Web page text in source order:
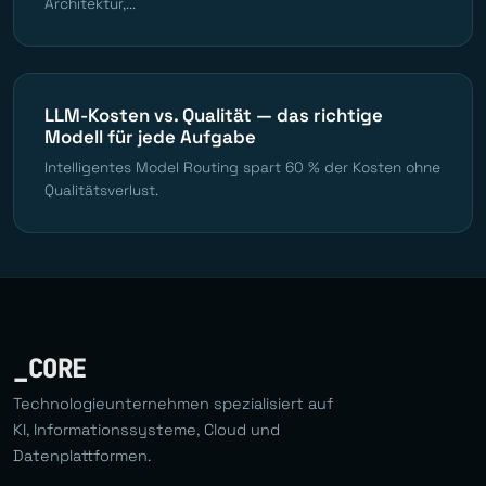
LLM-Kosten vs. Qualität — das richtige
Modell für jede Aufgabe
Intelligentes Model Routing spart 60 % der Kosten ohne
Qualitätsverlust.
_CORE
Technologieunternehmen spezialisiert auf
KI, Informationssysteme, Cloud und
Datenplattformen.